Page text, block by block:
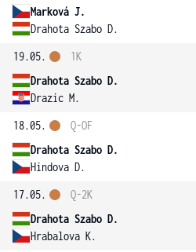
Marková J.
Drahota Szabo D.
19.05.
Drahota Szabo D.
Drazic M.
1K
18.05.
Drahota Szabo D.
Hindova D.
Q-OF
17.05.
Drahota Szabo D.
Hrabalova K.
Q-2K